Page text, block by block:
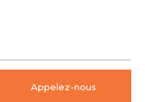
Appelez-nous